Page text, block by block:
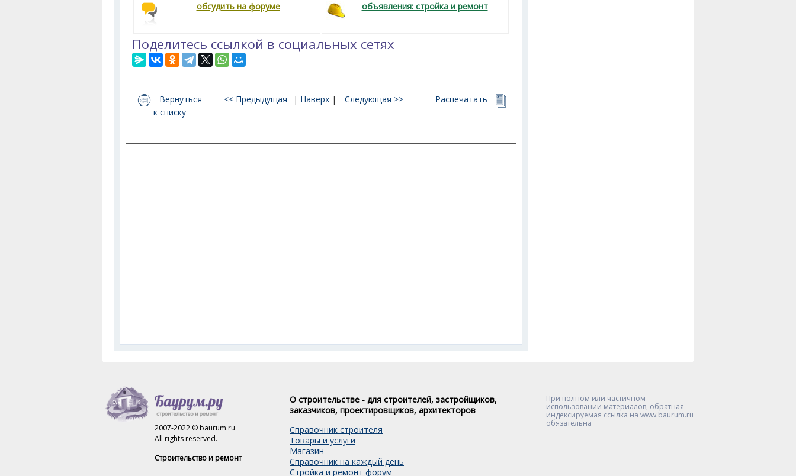
обсудить на форуме объявления: стройка и ремонт
Поделитесь ссылкой в социальных сетях
Вернуться
к списку
<< Предыдущая | Наверх | Следующая >> Распечатать
2007-2022 © baurum.ru
All rights reserved.
Строительство и ремонт
О строительстве - для строителей, застройщиков,
заказчиков, проектировщиков, архитекторов
Справочник строителя
Товары и услуги
Магазин
Справочник на каждый день
Стройка и ремонт форум
При полном или частичном
использовании материалов, обратная
индексируемая ссылка на www.baurum.ru
обязательна